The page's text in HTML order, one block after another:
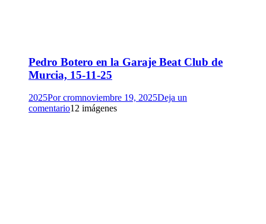
Pedro Botero en la Garaje Beat Club de
Murcia, 15-11-25
2025Porcromnoviembre 19, 2025Deja un
comentario12 imágenes